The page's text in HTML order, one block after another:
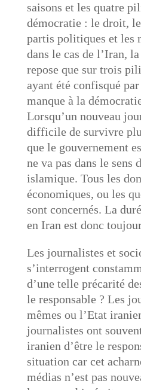
saisons et les quatre
démocratie : le droit,
partis politiques et les
dans le cas de l’Iran,
repose que sur trois
ayant été confisqué
manque à la
Lorsqu’un nouveau
difficile de survivre
que le gouvernement
ne va pas dans le sens
islamique. Tous les
économiques, ou les
sont concernés. La
en Iran est donc
Les journalistes et
s’interrogent
d’une telle précarité
le responsable ? Les
mêmes ou l’Etat
journalistes ont
iranien d’être le
situation car cet
médias n’est pas